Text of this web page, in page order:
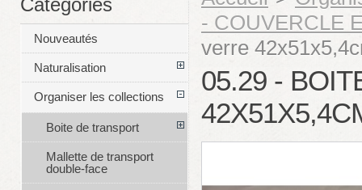
- COUVERCLE
verre
05.29 -
Nouveautés
Naturalisation
Organiser les collections
Boite de transport
Mallette de transport
double-face